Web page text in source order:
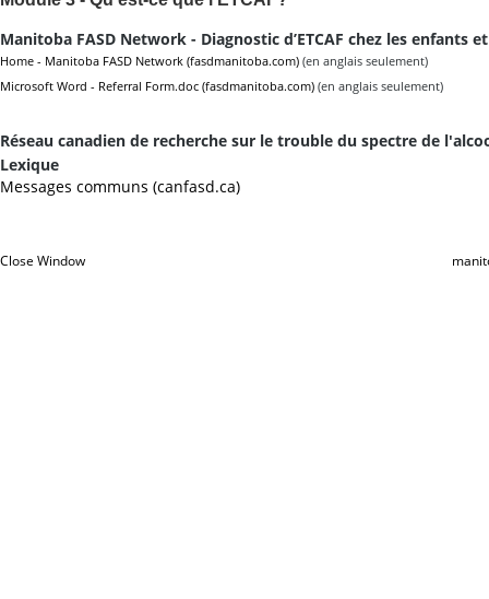
Manitoba FASD Network - Diagnostic d’ETCAF chez les enfants
Home - Manitoba FASD Network (fasdmanitoba.com) (en anglais seulement)
Microsoft Word - Referral Form.doc (fasdmanitoba.com) (en anglais seulement)
Réseau canadien de recherche sur le trouble du spectre de
Lexique
Messages communs (canfasd.ca)
Close Window